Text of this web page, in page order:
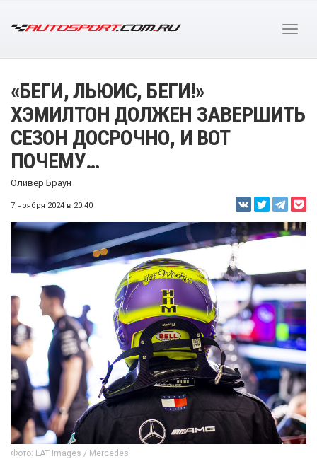
«БЕГИ, ЛЬЮИС, БЕГИ!»
ХЭМИЛТОН ДОЛЖЕН ЗАВЕРШИТЬ
СЕЗОН ДОСРОЧНО, И ВОТ
ПОЧЕМУ…
Оливер Браун
7 ноября 2024 в 20:40
Фото: LAT Images / Mercedes